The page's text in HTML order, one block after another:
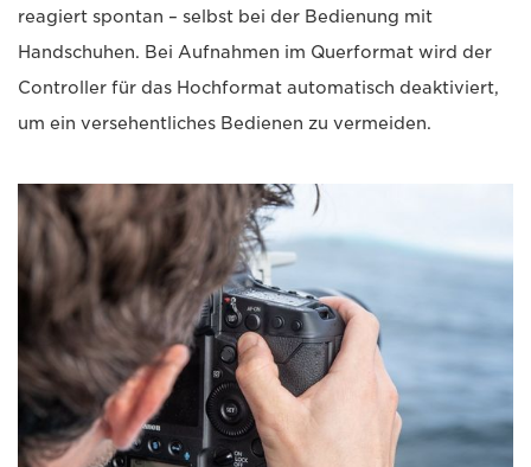
reagiert spontan – selbst bei der Bedienung mit
Handschuhen. Bei Aufnahmen im Querformat wird der
Controller für das Hochformat automatisch deaktiviert,
um ein versehentliches Bedienen zu vermeiden.